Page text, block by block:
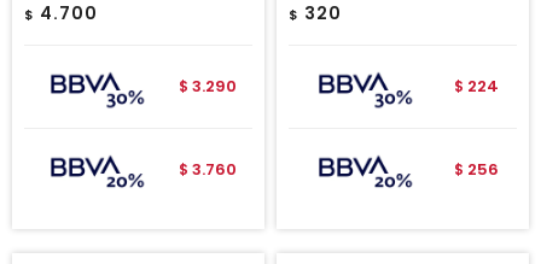
$ 4.700
$ 3.290
$ 3.760
$ 320
$ 224
$ 256